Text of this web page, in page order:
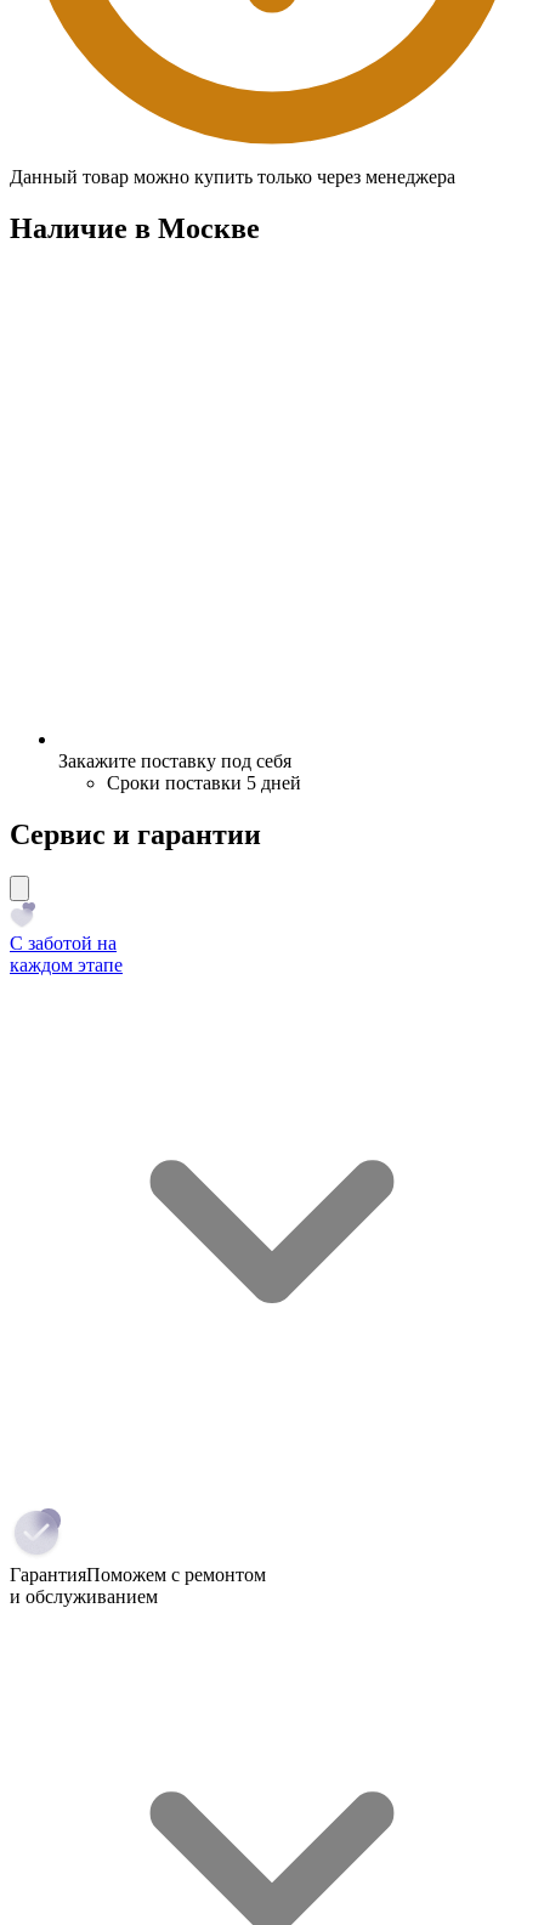
Данный товар можно купить только через менеджера
Наличие в Москвe
Закажите поставку под себя
Сроки поставки 5 дней
Сервис и гарантии
С заботой на
каждом этапе
ГарантияПоможем с ремонтом
и обслуживанием